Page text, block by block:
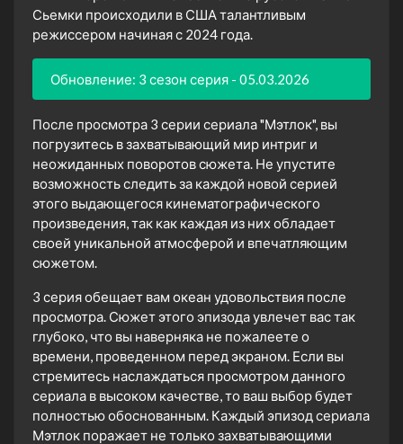
Сьемки происходили в США талантливым
режиссером начиная с 2024 года.
Обновление: 3 сезон серия - 05.03.2026
После просмотра 3 серии сериала "Мэтлок", вы
погрузитесь в захватывающий мир интриг и
неожиданных поворотов сюжета. Не упустите
возможность следить за каждой новой серией
этого выдающегося кинематографического
произведения, так как каждая из них обладает
своей уникальной атмосферой и впечатляющим
сюжетом.
3 серия обещает вам океан удовольствия после
просмотра. Сюжет этого эпизода увлечет вас так
глубоко, что вы наверняка не пожалеете о
времени, проведенном перед экраном. Если вы
стремитесь наслаждаться просмотром данного
сериала в высоком качестве, то ваш выбор будет
полностью обоснованным. Каждый эпизод сериала
Мэтлок поражает не только захватывающими